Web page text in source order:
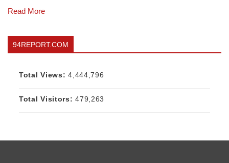
Read More
94REPORT.COM
Total Views:4,444,796
Total Visitors:479,263